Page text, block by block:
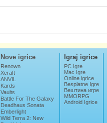
Nove igrice
Renown
Xcraft
ANVIL
Kards
Vaults
Battle For The Galaxy
Deadhaus Sonata
Emberlight
Wild Terra 2: New
Igraj igrice
PC Igre
Mac Igre
Online igrice
Besplatne Igre
Вештина игре
MMORPG
Android Igrice